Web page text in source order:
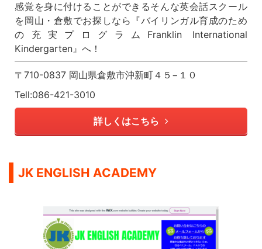
感覚を身に付けることができるそんな英会話スクール
を岡山・倉敷でお探しなら『バイリンガル育成のため
の充実プログラムFranklin International
Kindergarten』へ！
〒710-0837 岡山県倉敷市沖新町４５−１０
Tell:086-421-3010
詳しくはこちら
JK ENGLISH ACADEMY